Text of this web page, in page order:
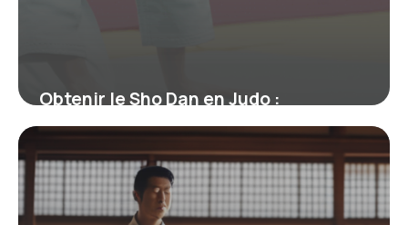
Obtenir le Sho Dan en Judo :
Signification, Parcours et Enjeux
19 juin 2026